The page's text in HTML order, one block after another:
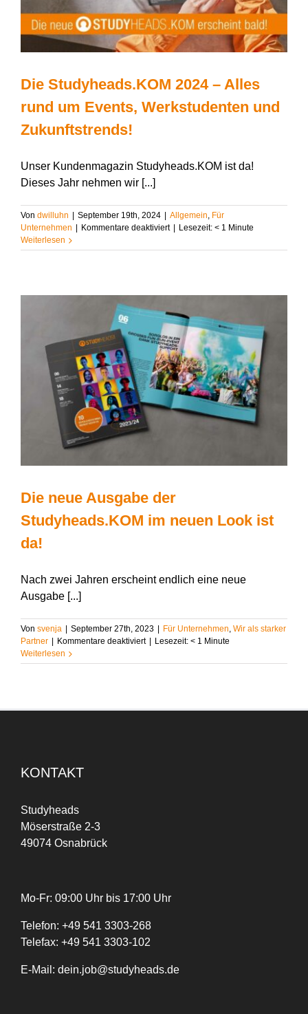
Die Studyheads.KOM 2024 – Alles
rund um Events, Werkstudenten und
Zukunftstrends!
Unser Kundenmagazin Studyheads.KOM ist da!
Dieses Jahr nehmen wir [...]
Von dwilluhn September 19th, 2024 Allgemein, Für
Unternehmen
Kommentare deaktiviertfür
Studyheads.KOM
um
Events,
Werkstudenten
und
Zukunftstrends!
Lesezeit: < 1 Minute
Weiterlesen
Die neue Ausgabe der
Studyheads.KOM im neuen Look ist
da!
Nach zwei Jahren erscheint endlich eine neue
Ausgabe [...]
Von svenja | September 27th, 2023 | Für Unternehmen Wir als starker
Partner | Kommentare deaktiviertfür
neue
| Lesezeit: < 1 Minute
Weiterlesen
KONTAKT
Studyheads
Möserstraße 2-3
49074 Osnabrück
Mo-Fr: 09:00 Uhr bis 17:00 Uhr
Telefon: +49 541 3303-268
Telefax: +49 541 3303-102
E-Mail: dein.job@studyheads.de